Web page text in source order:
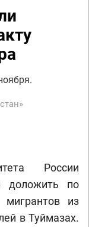
России
доложить по
из
в Туймазах.